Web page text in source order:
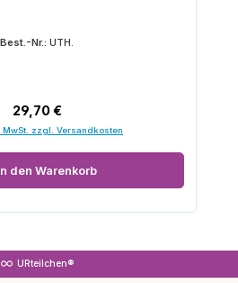
Best.-Nr.: UTH.
Regulärer Preis:
29,70 €
zzgl. Versandkosten
den Warenkorb
URteilchen®